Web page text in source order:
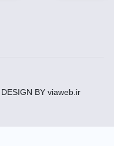
. DESIGN BY viaweb.ir